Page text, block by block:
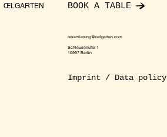
ŒLGARTEN
BOOK A TABLE
reservierung@oelgarten.com
Schleusenufer 1
10997 Berlin
Imprint / Data policy